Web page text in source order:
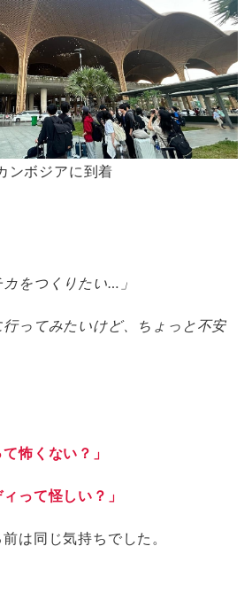
ンボジアに到着
カをつくりたい…」
行ってみたいけど、ちょっと不安
怖くない？」
って怪しい？」
は同じ気持ちでした。